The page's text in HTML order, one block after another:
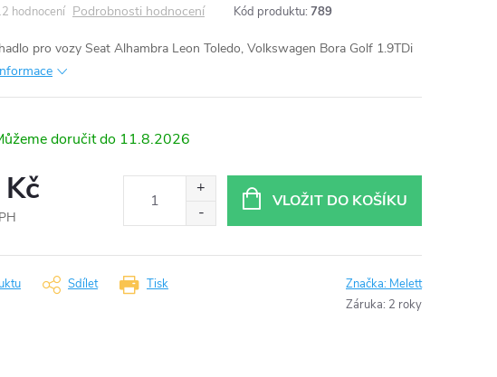
hodnocení Podrobnosti hodnocení Kód produktu: 789
pro vozy Seat Alhambra Leon Toledo, Volkswagen Bora Golf 1.9TDi
11.8.2026
VLOŽIT DO KOŠÍKU
Tisk
Sdílet Značka: Melett
Záruka: 2 roky